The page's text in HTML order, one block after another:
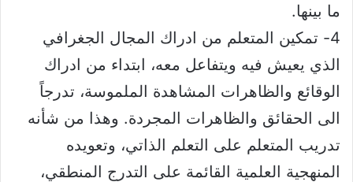
ما بينها.
4- تمكين المتعلم من ادراك المجال الجغرافي
الذي يعيش فيه ويتفاعل معه، ابتداء من ادراك
الوقائع والظاهرات المشاهدة الملموسة، تدرجاً
الى الحقائق والظاهرات المجردة. وهذا من شأنه
تدريب المتعلم على التعلم الذاتي، وتعويده
المنهجية العلمية القائمة على التدرج المنطقي،